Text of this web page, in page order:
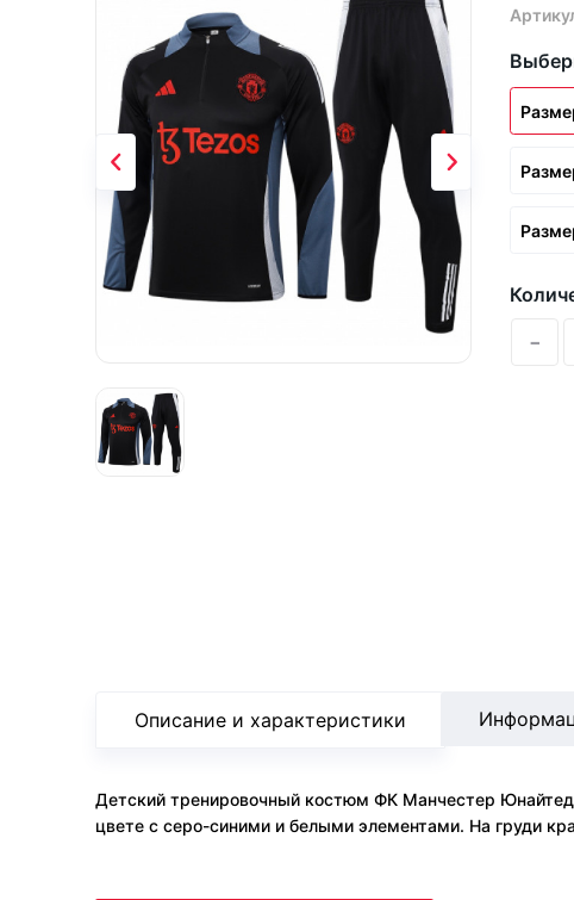
-
Описание и характеристики
Детский тренировочный костюм ФК Манчестер
цвете с серо-синими и белыми элементами. На груди